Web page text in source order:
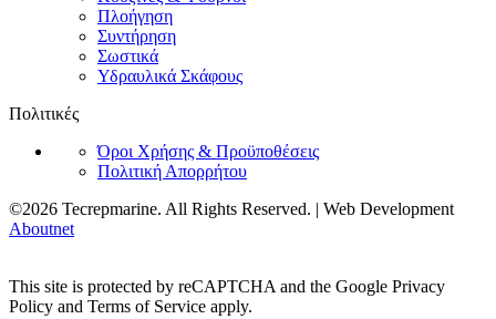
Πλοήγηση
Συντήρηση
Σωστικά
Υδραυλικά Σκάφους
Πολιτικές
Όροι Χρήσης & Προϋποθέσεις
Πολιτική Απορρήτου
©2026 Tecrepmarine. All Rights Reserved. | Web Development
Aboutnet
This site is protected by reCAPTCHA and the Google Privacy
Policy and Terms of Service apply.